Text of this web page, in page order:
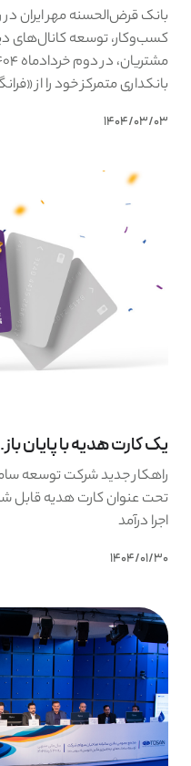
بانک قرض‌الحسنه مهر ایران
کسب‌وکار، توسعه کانال‌های
بانکداری متمرکز خود را از
1404/03/03
یک کارت هدیه با پایان
راهکار جدید شرکت توسعه
تحت عنوان کارت هدیه قابل
اجرا درآمد
1404/01/30